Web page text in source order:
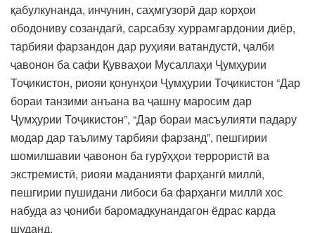
қабулкунанда, инчунин, саҳмгузорӣ дар корҳои
ободониву созандагӣ, сарсабзу хуррамгардонии диёр,
тарбияи фарзандон дар руҳияи ватандустӣ, ҷалби
ҷавонон ба сафи Қувваҳои Мусаллаҳи Ҷумҳурии
Тоҷикистон, риояи қонунҳои Ҷумҳурии Тоҷикистон “Дар
бораи танзими анъана ва ҷашну маросим дар
Ҷумҳурии Тоҷикистон”, “Дар бораи масъулияти падару
модар дар таълиму тарбияи фарзанд”, пешгирии
шомилшавии ҷавонон ба гурӯҳҳои террористӣ ва
экстремистӣ, риояи маданияти фарҳангӣ миллӣ,
пешгирии пушидани либоси ба фарҳанги миллӣ хос
набуда аз ҷониби баромадкунандагон ёдрас карда
шуданд.